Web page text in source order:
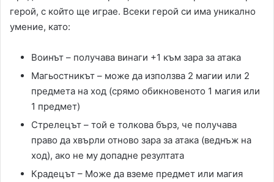
герой, с който ще играе. Всеки герой си има уникално
умение, като:
Воинът – получава винаги +1 към зара за атака
Магьостникът – може да използва 2 магии или 2
предмета на ход (срямо обикновеното 1 магия или
1 предмет)
Стрелецът – той е толкова бърз, че получава
право да хвърли отново зара за атака (веднъж на
ход), ако не му допадне резултата
Крадецът – Може да вземе предмет или магия